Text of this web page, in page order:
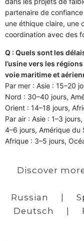
partenaire de
une éthique claire, une
coordination avec des
Q : Quels sont les
l’usine vers les
voie maritime et
Par mer : Asie : 15–20
Nord : 30–40 jours,
Orient : 14–18 jours,
Par air : Asie : 1–3
4–6 jours, Amérique du
Afrique : 3–5 jours,
Discover
Russian
|
Deutsch
|